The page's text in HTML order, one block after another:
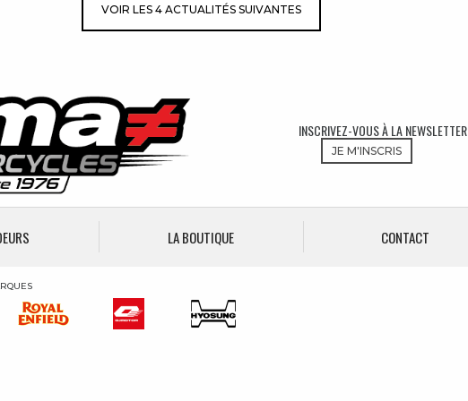
VOIR LES 4 ACTUALITÉS SUIVANTES
INSCRIVEZ-VOUS À LA NEWSLETTER
JE M'INSCRIS
LA BOUTIQUE CONTACT